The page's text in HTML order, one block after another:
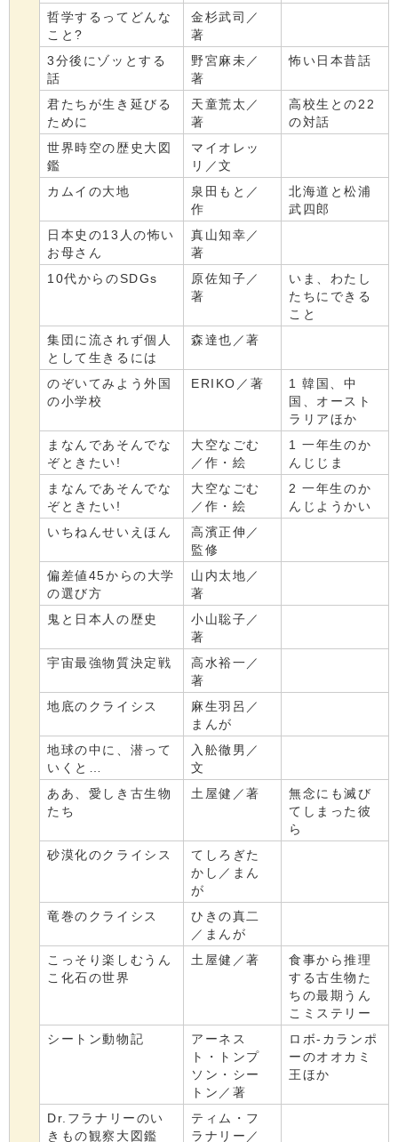
哲学するってどんな
こと?
金杉武司／
著
3分後にゾッとする
話
野宮麻未／
著
怖い日本昔話
君たちが生き延びる
ために
天童荒太／
著
高校生との22
の対話
世界時空の歴史大図
鑑
マイオレッ
リ／文
カムイの大地
泉田もと／
作
北海道と松浦
武四郎
日本史の13人の怖い
お母さん
真山知幸／
著
10代からのSDGs
原佐知子／
著
いま、わたし
たちにできる
こと
集団に流されず個人
として生きるには
森達也／著
のぞいてみよう外国
の小学校
ERIKO／著
1 韓国、中
国、オースト
ラリアほか
まなんであそんでな
ぞときたい!
大空なごむ
／作・絵
1 一年生のか
んじじま
まなんであそんでな
ぞときたい!
大空なごむ
／作・絵
2 一年生のか
んじようかい
いちねんせいえほん
高濱正伸／
監修
偏差値45からの大学
の選び方
山内太地／
著
鬼と日本人の歴史
小山聡子／
著
宇宙最強物質決定戦
高水裕一／
著
地底のクライシス
麻生羽呂／
まんが
地球の中に、潜って
いくと…
入舩徹男／
文
ああ、愛しき古生物
たち
土屋健／著
無念にも滅び
てしまった彼
ら
砂漠化のクライシス
てしろぎた
かし／まん
が
竜巻のクライシス
ひきの真二
／まんが
こっそり楽しむうん
こ化石の世界
土屋健／著
食事から推理
する古生物た
ちの最期うん
こミステリー
シートン動物記
アーネス
ト・トンプ
ソン・シー
トン／著
ロボ-カランポ
ーのオオカミ
王ほか
Dr.フラナリーのい
きもの観察大図鑑
ティム・フ
ラナリー／